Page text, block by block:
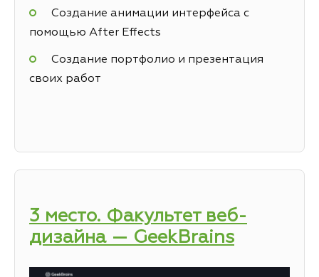
Создание анимации интерфейса с
помощью After Effects
Создание портфолио и презентация
своих работ
3 место. Факультет веб-
дизайна — GeekBrains